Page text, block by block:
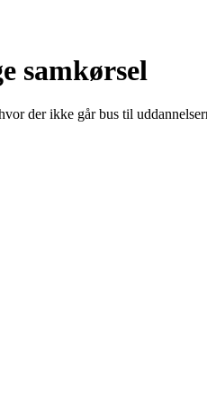
samkørsel
der ikke går bus til